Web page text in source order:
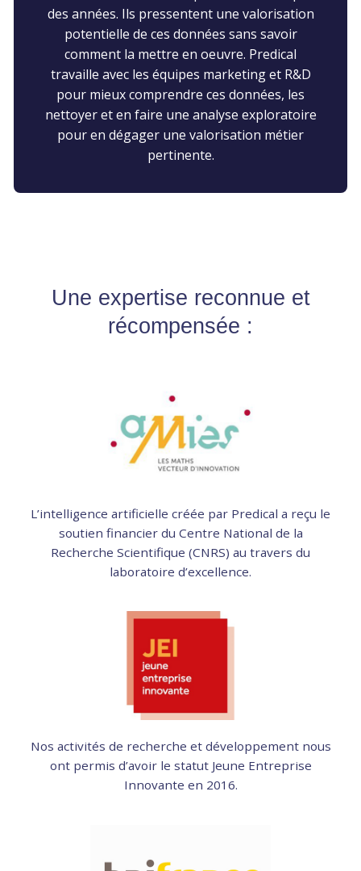
des années. Ils pressentent une valorisation
potentielle de ces données sans savoir
comment la mettre en oeuvre. Predical
travaille avec les équipes marketing et R&D
pour mieux comprendre ces données, les
nettoyer et en faire une analyse exploratoire
pour en dégager une valorisation métier
pertinente.
Une expertise reconnue et
récompensée :
L’intelligence artificielle créée par Predical a reçu le
soutien financier du Centre National de la
Recherche Scientifique (CNRS) au travers du
laboratoire d’excellence.
Nos activités de recherche et développement nous
ont permis d’avoir le statut Jeune Entreprise
Innovante en 2016.